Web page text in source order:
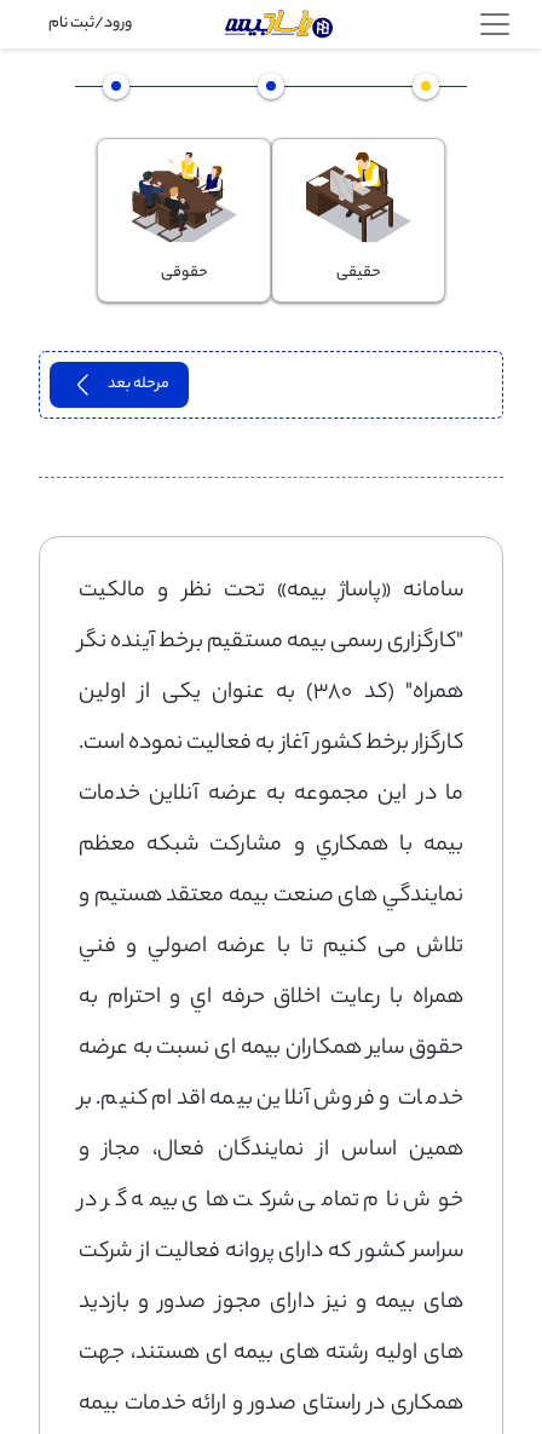
ورود/ثبت نام
حقیقی حقوقی
مرحله بعد
سامانه «پاساژ بیمه» تحت نظر و مالکیت
"کارگزاری رسمی بیمه مستقیم برخط آینده نگر
همراه" (کد 380) به عنوان یکی از اولين
كارگزار برخط كشور آغاز به فعالیت نموده است.
ما در این مجموعه به عرضه آنلاين خدمات
بيمه با همكاري و مشاركت شبكه معظم
نمايندگي های صنعت بيمه معتقد هستیم و
تلاش می کنیم تا با عرضه اصولي و فني
همراه با رعايت اخلاق حرفه اي و احترام به
حقوق سایر همکاران بیمه ای نسبت به عرضه
خدمات و فروش آنلاين بيمه اقدام کنیم. بر
همین اساس از نمایندگان فعال، مجاز و
خوش نام تمامی شرکت های بیمه گر در
سراسر كشور که دارای پروانه فعالیت از شرکت
های بیمه و نیز دارای مجوز صدور و بازدید
های اولیه رشته های بیمه ای هستند، جهت
همکاری در راستای صدور و ارائه خدمات بیمه